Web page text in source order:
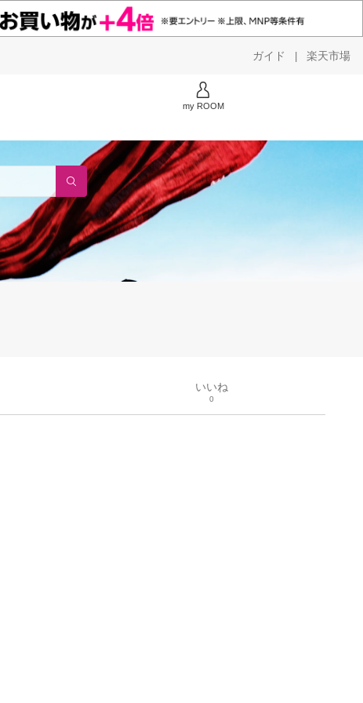
ガイド | 楽天市場
my ROOM
いいね
0